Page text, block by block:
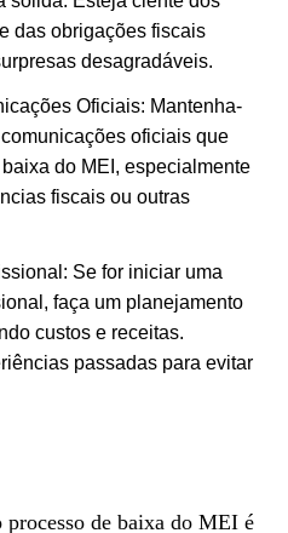
das obrigações fiscais
desagradáveis.
Oficiais: Mantenha-
oficiais que
do MEI, especialmente
fiscais ou outras
Se for iniciar uma
faça um planejamento
custos e receitas.
passadas para evitar
de baixa do MEI é